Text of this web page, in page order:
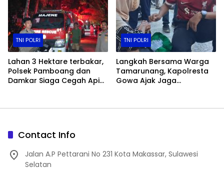
TNI POLRI
Lahan 3 Hektare terbakar,
Polsek Pamboang dan
Damkar Siaga Cegah Api
TNI POLRI
Langkah Bersama Warga
Tamarunang, Kapolresta
Gowa Ajak Jaga
Contact Info
Jalan A.P Pettarani No 231 Kota Makassar, Sulawesi
Selatan